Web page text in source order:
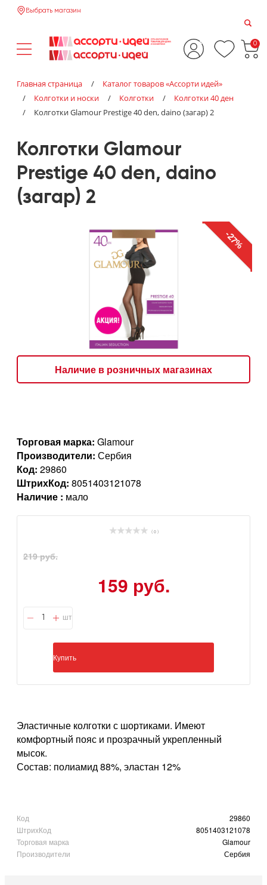
Выбрать магазин
0
Главная страница /
Каталог товаров «‎Ассорти идей»‎
/
Колготки и носки / Колготки /
Колготки 40 ден
/
Колготки Glamour Prestige 40 den, daino (загар) 2
Колготки Glamour
Prestige 40 den, daino
(загар) 2
-27%
Наличие в розничных магазинах
Торговая марка: Glamour
Производители: Сербия
Код: 29860
ШтрихКод: 8051403121078
Наличие : мало
( 0 )
219 руб.
159 руб.
шт
Купить
Эластичные колготки с шортиками. Имеют
комфортный пояс и прозрачный укрепленный
мысок.
Состав: полиамид 88%, эластан 12%
Код
29860
ШтрихКод
8051403121078
Торговая марка
Glamour
Производители
Сербия